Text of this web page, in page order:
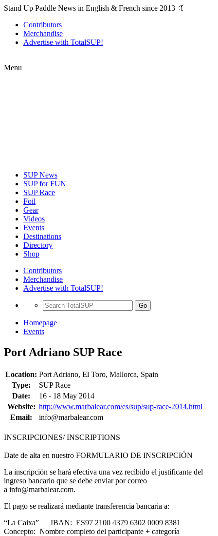
Stand Up Paddle News in English & French since 2013 🤙
Contributors
Merchandise
Advertise with TotalSUP!
Menu
SUP News
SUP for FUN
SUP Race
Foil
Gear
Videos
Events
Destinations
Directory
Shop
Contributors
Merchandise
Advertise with TotalSUP!
Go
Homepage
Events
Port Adriano SUP Race
Location: Port Adriano, El Toro, Mallorca, Spain
Type:
SUP Race
Date:
16 - 18 May 2014
Website: http://www.marbalear.com/es/sup/sup-race-2014.html
Email:
info@marbalear.com
INSCRIPCIONES/ INSCRIPTIONS
Date de alta en nuestro FORMULARIO DE INSCRIPCIÓN
La inscripción se hará efectiva una vez recibido el justificante del
ingreso bancario que se debe enviar por correo
a info@marbalear.com.
El pago se realizará mediante transferencia bancaria a:
“La Caixa” IBAN: ES97 2100 4379 6302 0009 8381
Concepto: Nombre completo del participante + categoría